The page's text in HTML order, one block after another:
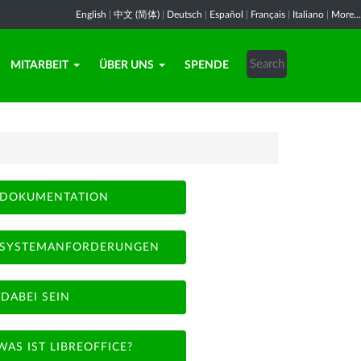
English 中文 (简体) Deutsch Español Français Italiano More...
MITARBEIT ÜBER UNS SPENDE
DOKUMENTATION
SYSTEMANFORDERUNGEN
DABEI SEIN
IST LIBREOFFICE?